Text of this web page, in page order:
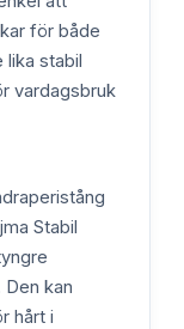
för både
lika stabil
vardagsbruk
Stabil
kan
hårt i